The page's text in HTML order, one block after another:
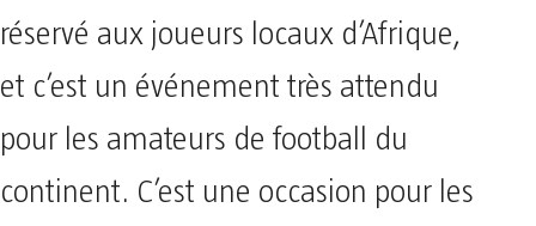
réservé aux joueurs locaux d’Afrique,
et c’est un événement très attendu
pour les amateurs de football du
continent. C’est une occasion pour les